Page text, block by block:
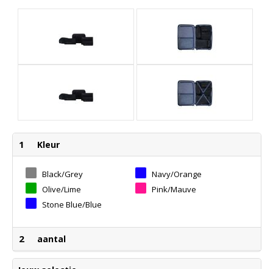
1 Kleur
Black/Grey
Navy/Orange
Olive/Lime
Pink/Mauve
Stone Blue/Blue
2 aantal